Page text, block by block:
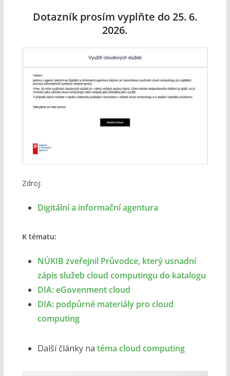
Dotazník prosím vyplňte do 25. 6.
2026.
Zdroj:
Digitální a informační agentura
K tématu:
NÚKIB zveřejnil Průvodce, který usnadní
zápis služeb cloud computingu do katalogu
DIA: eGovenment cloud
DIA: podpůrné materiály pro cloud
computing
Další články na téma cloud computing